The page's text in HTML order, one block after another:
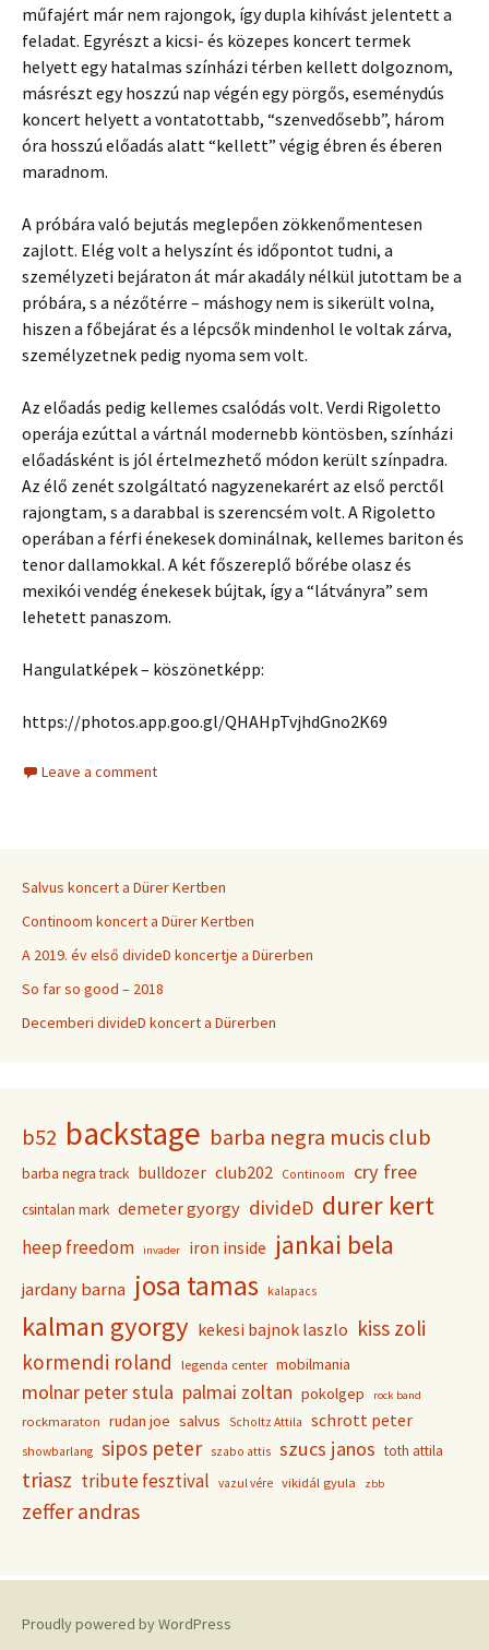
műfajért már nem rajongok, így dupla kihívást jelentett a
feladat. Egyrészt a kicsi- és közepes koncert termek
helyett egy hatalmas színházi térben kellett dolgoznom,
másrészt egy hoszzú nap végén egy pörgős, eseménydús
koncert helyett a vontatottabb, “szenvedősebb”, három
óra hosszú előadás alatt “kellett” végig ébren és éberen
maradnom.
A próbára való bejutás meglepően zökkenőmentesen
zajlott. Elég volt a helyszínt és időpontot tudni, a
személyzeti bejáraton át már akadály nélkül jutottam be a
próbára, s a nézőtérre – máshogy nem is sikerült volna,
hiszen a főbejárat és a lépcsők mindenhol le voltak zárva,
személyzetnek pedig nyoma sem volt.
Az előadás pedig kellemes csalódás volt. Verdi Rigoletto
operája ezúttal a vártnál modernebb köntösben, színházi
előadásként is jól értelmezhető módon került színpadra.
Az élő zenét szolgáltató nagyzenekarért az első perctől
rajongtam, s a darabbal is szerencsém volt. A Rigoletto
operában a férfi énekesek dominálnak, kellemes bariton és
tenor dallamokkal. A két főszereplő bőrébe olasz és
mexikói vendég énekesek bújtak, így a “látványra” sem
lehetett panaszom.
Hangulatképek – köszönetképp:
https://photos.app.goo.gl/QHAHpTvjhdGno2K69
Leave a comment
Salvus koncert a Dürer Kertben
Continoom koncert a Dürer Kertben
A 2019. év első divideD koncertje a Dürerben
So far so good – 2018
Decemberi divideD koncert a Dürerben
b52 backstage barba negra mucis club
barba negra track bulldozer club202 Continoom cry free
csintalan mark demeter gyorgy divideD durer kert
heep freedom invader iron inside jankai bela
jardany barna josa tamas kalapacs
kalman gyorgy kekesi bajnok laszlo kiss zoli
kormendi roland
legenda center mobilmania
molnar peter stula palmai zoltan pokolgep rock band
rockmaraton rudan joe salvus Scholtz Attila schrott peter
showbarlang sipos peter szabo attis szucs janos toth attila
triasz tribute fesztival vazul vére vikidál gyula zbb
zeffer andras
Proudly powered by WordPress